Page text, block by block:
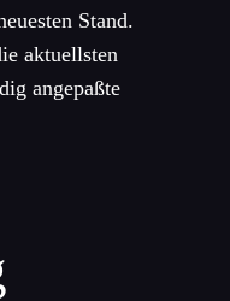
Stand.
aktuellsten
angepaßte